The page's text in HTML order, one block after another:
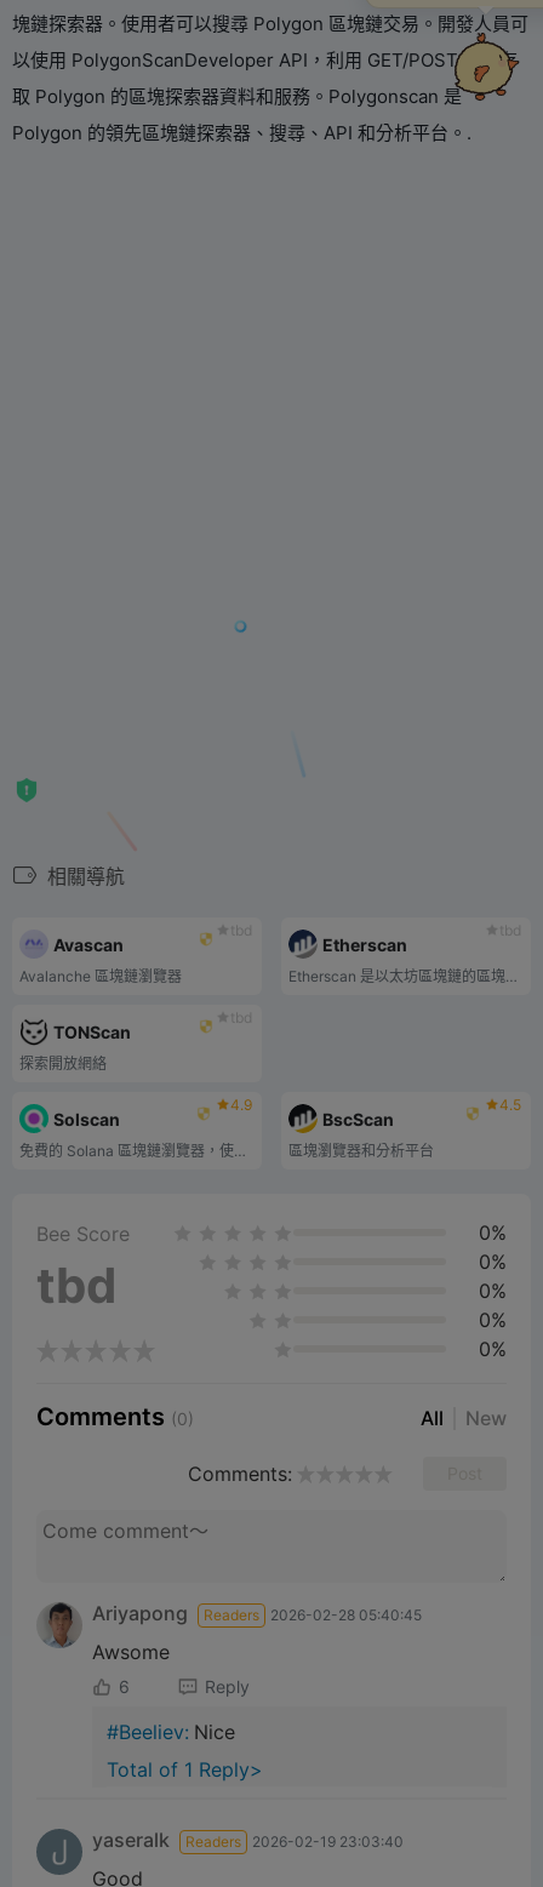
塊鏈探索器。使用者可以搜尋 Polygon 區塊鏈交易。開發人員可
以使用 PolygonScanDeveloper API，利用 GET/POST 請求存
取 Polygon 的區塊探索器資料和服務。Polygonscan 是
Polygon 的領先區塊鏈探索器、搜尋、API 和分析平台。.
相關導航
tbd
Avascan
Avalanche 區塊鏈瀏覽器
tbd
Etherscan
Etherscan 是以太坊區塊鏈的區塊瀏覽器。
tbd
TONScan
探索開放網絡
4.9
Solscan
免費的 Solana 區塊鏈瀏覽器，使人們能夠查看交易和程序資訊。
4.5
BscScan
區塊瀏覽器和分析平台
Bee Score
tbd
0%
0%
0%
0%
0%
Comments (0) All New
Comments:
Ariyapong Readers 2026-02-28 05:40:45
Awsome
6 Reply
#Beeliev: Nice
Total of 1 Reply>
yaseralk Readers 2026-02-19 23:03:40
Good